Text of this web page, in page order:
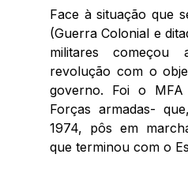
​Face à situação que
(Guerra Colonial e
militares começou
revolução com o
governo. Foi o
Forças armadas-
1974, pôs em
que terminou com o